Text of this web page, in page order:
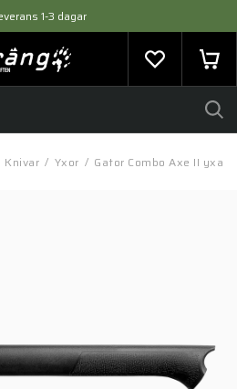
1-3 dagar
med SVEA
& Kvalitetsprodukter
Knivar / Yxor / Gator Combo Axe II yxa